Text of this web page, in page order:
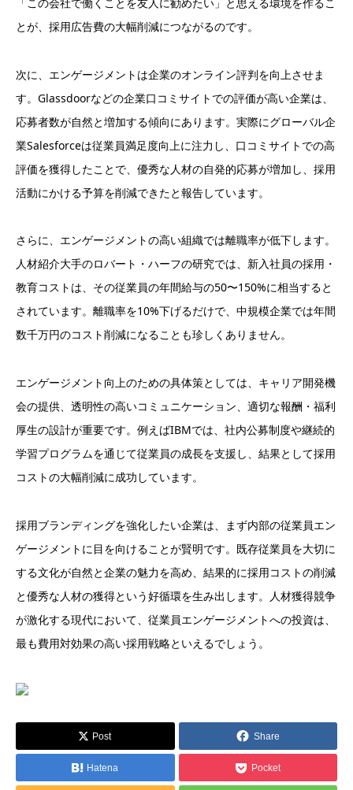
とが、採用広告費の大幅削減につながるのです。
次に、エンゲージメントは企業のオンライン評判を向上させま
す。Glassdoorなどの企業口コミサイトでの評価が高い企業は、
応募者数が自然と増加する傾向にあります。実際にグローバル企
業Salesforceは従業員満足度向上に注力し、口コミサイトでの高
評価を獲得したことで、優秀な人材の自発的応募が増加し、採用
活動にかける予算を削減できたと報告しています。
さらに、エンゲージメントの高い組織では離職率が低下します。
人材紹介大手のロバート・ハーフの研究では、新入社員の採用・
教育コストは、その従業員の年間給与の50〜150%に相当すると
されています。離職率を10%下げるだけで、中規模企業では年間
数千万円のコスト削減になることも珍しくありません。
エンゲージメント向上のための具体策としては、キャリア開発機
会の提供、透明性の高いコミュニケーション、適切な報酬・福利
厚生の設計が重要です。例えばIBMでは、社内公募制度や継続的
学習プログラムを通じて従業員の成長を支援し、結果として採用
コストの大幅削減に成功しています。
採用ブランディングを強化したい企業は、まず内部の従業員エン
ゲージメントに目を向けることが賢明です。既存従業員を大切に
する文化が自然と企業の魅力を高め、結果的に採用コストの削減
と優秀な人材の獲得という好循環を生み出します。人材獲得競争
が激化する現代において、従業員エンゲージメントへの投資は、
最も費用対効果の高い採用戦略といえるでしょう。
Post Share
Hatena Pocket